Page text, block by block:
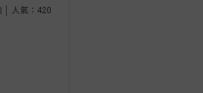
│ 人氣：420